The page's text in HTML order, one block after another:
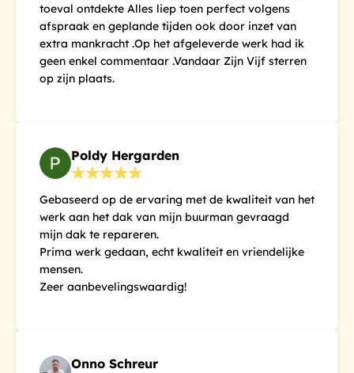
toeval ontdekte Alles liep toen perfect volgens
afspraak en geplande tijden ook door inzet van
extra mankracht .Op het afgeleverde werk had ik
geen enkel commentaar .Vandaar Zijn Vijf sterren
op zijn plaats.
Poldy Hergarden
Gebaseerd op de ervaring met de kwaliteit van het
werk aan het dak van mijn buurman gevraagd
mijn dak te repareren.
Prima werk gedaan, echt kwaliteit en vriendelijke
mensen.
Zeer aanbevelingswaardig!
Onno Schreur